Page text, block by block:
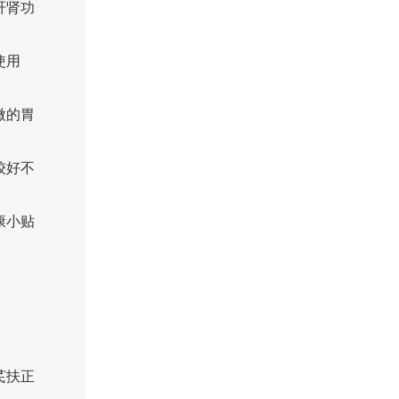
肾功
用
的胃
好不
小贴
扶正